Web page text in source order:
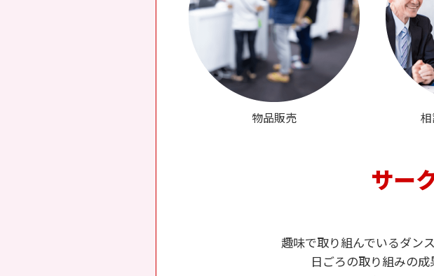
物品販売
サー
趣味で取り組んでいるダン
日ごろの取り組みの成